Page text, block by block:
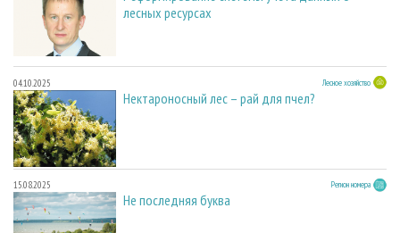
лесных ресурсах
04.10.2025 Лесное хозяйство
Нектароносный лес – рай для пчел?
15.08.2025 Регион номера
Не последняя буква